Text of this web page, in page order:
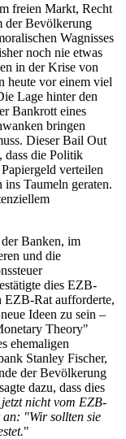
freien Markt, Recht
der Bevölkerung
Wagnisses
noch nie etwas
in der Krise von
heute vor einem viel
Lage hinter den
Bankrott eines
bringen
Dieser Bail Out
dass die Politik
verteilen
Taumeln geraten.
Banken, im
und die
dies EZB-
EZB-Rat aufforderte,
Ideen zu sein –
Theory"
ehemaligen
Stanley Fischer,
der Bevölkerung
dazu, dass dies
nicht vom EZB-
"Wir sollten sie
"